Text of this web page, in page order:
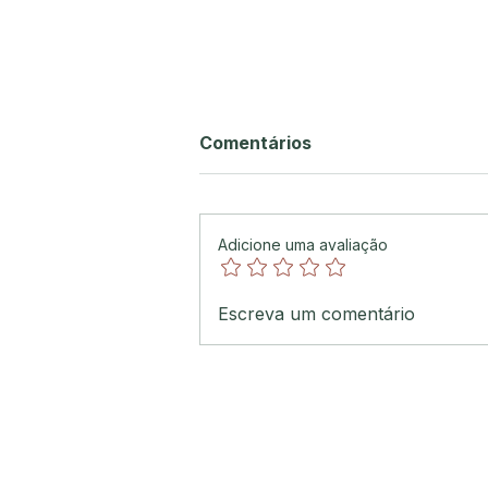
Segurança no Real Parque:
Comentários
Adicione uma avaliação
Escreva um comentário